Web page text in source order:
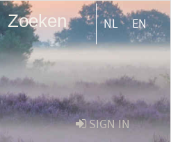
Zoeken NL EN
SIGN IN